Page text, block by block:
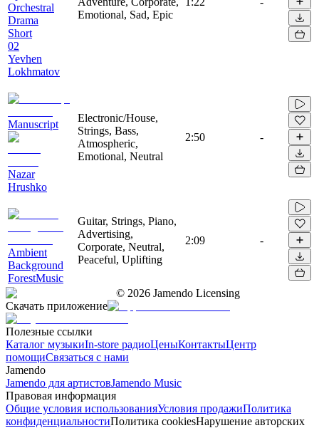
Orchestral
Drama
Short
02
Yevhen
Lokhmatov
Emotional, Sad, Epic
Manuscript
Nazar
Hrushko
Electronic/House,
Strings, Bass,
Atmospheric,
Emotional, Neutral
2:50 -
Ambient
Background
ForestMusic
Guitar, Strings, Piano,
Advertising,
Corporate, Neutral,
Peaceful, Uplifting
2:09 -
© 2026 Jamendo Licensing
Скачать приложение
Полезные ссылки
Каталог музыкиIn-store радиоЦеныКонтактыЦентр
помощиСвязаться с нами
Jamendo
Jamendo для артистовJamendo Music
Правовая информация
Общие условия использованияУсловия продажиПолитика
конфиденциальностиПолитика cookiesНарушение авторских